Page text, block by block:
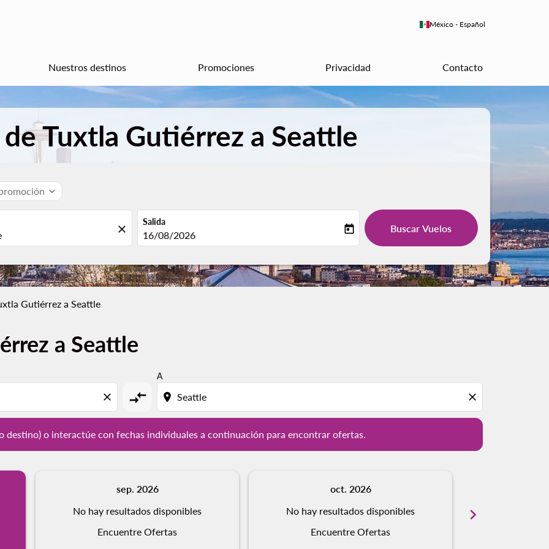
México - Español
keyboard_arrow_down
Nuestros destinos Promociones Privacidad Contacto
Tuxtla Gutiérrez a Seattle
expand_more
close
Salida
fc-booking-departure-date-aria-label
16/08/2026 today Buscar Vuelos
Gutiérrez a Seattle
a Seattle
close compare_arrows
A
location_on close
o interactúe con fechas individuales a continuación para encontrar ofertas.
destino) o interactúe con fechas individuales a continuación para encontrar ofertas.
sep. 2026
No hay resultados disponibles
Encuentre Ofertas
oct. 2026
No hay resultados disponibles
Encuentre Ofertas
chevron_right